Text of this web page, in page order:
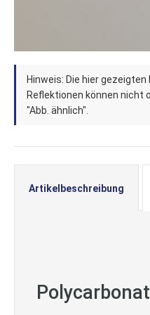
Zum
Anfang
der
Bildergalerie
springen
Hinweis: Die hier
Reflektionen können nicht
"Abb. ähnlich".
Artikelbeschreibung